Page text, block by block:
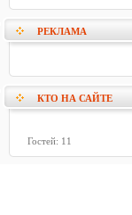
РЕКЛАМА
КТО НА САЙТЕ
Гостей: 11